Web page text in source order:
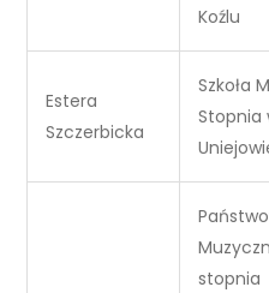
Koźlu
Estera
Szczerbicka
Szkoła
Stopnia
stopnia